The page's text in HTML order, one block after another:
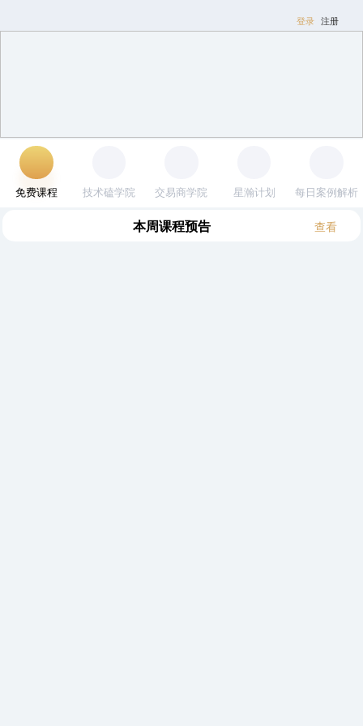
登录 注册
免费课程 技术磕学院 交易商学院 星瀚计划 每日案例解析
本周课程预告 查看